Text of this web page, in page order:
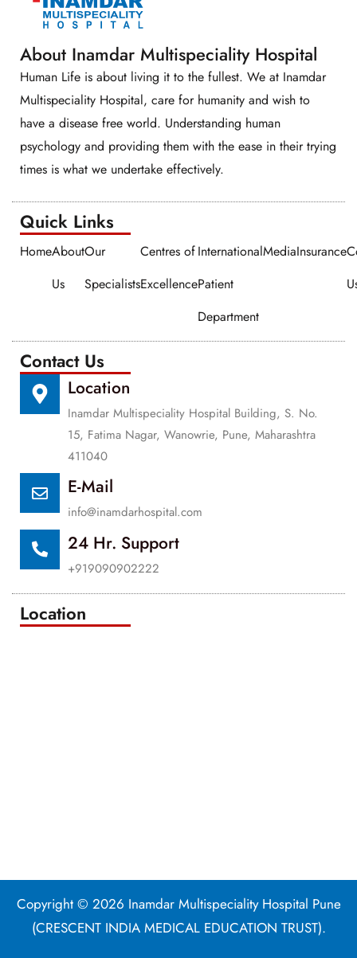
About Inamdar Multispeciality Hospital
Human Life is about living it to the fullest. We at Inamdar
Multispeciality Hospital, care for humanity and wish to
have a disease free world. Understanding human
psychology and providing them with the ease in their trying
times is what we undertake effectively.
Quick Links​​
HomeAbout
Us
Our
Specialists
Centres of
Excellence
International
Patient
Department
MediaInsurance
Contact Us
Location
Inamdar Multispeciality Hospital Building, S. No.
15, Fatima Nagar, Wanowrie, Pune, Maharashtra
411040
E-Mail
info@inamdarhospital.com
24 Hr. Support
+919090902222
Location
Copyright © 2026 Inamdar Multispeciality Hospital Pune
(CRESCENT INDIA MEDICAL EDUCATION TRUST).